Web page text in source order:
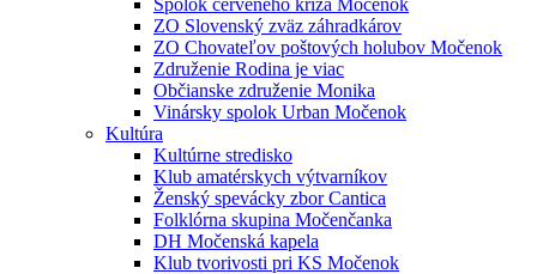
Spolok červeného kríža Močenok
ZO Slovenský zväz záhradkárov
ZO Chovateľov poštových holubov Močenok
Združenie Rodina je viac
Občianske združenie Monika
Vinársky spolok Urban Močenok
Kultúra
Kultúrne stredisko
Klub amatérskych výtvarníkov
Ženský spevácky zbor Cantica
Folklórna skupina Močenčanka
DH Močenská kapela
Klub tvorivosti pri KS Močenok